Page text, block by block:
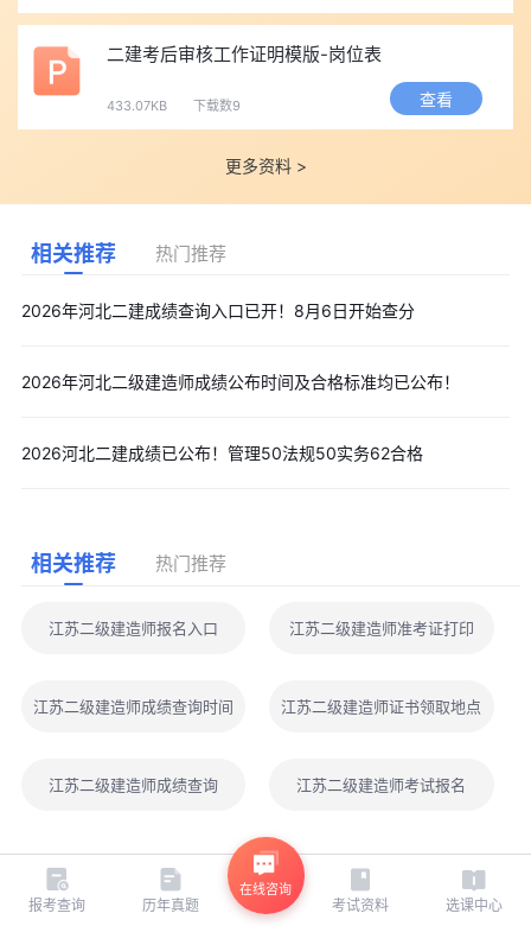
二建考后审核工作证明模版-岗位表
433.07KB 下载数9 查看
更多资料 >
相关推荐 热门推荐
2026年河北二建成绩查询入口已开！8月6日开始查分
2026年河北二级建造师成绩公布时间及合格标准均已公布！
2026河北二建成绩已公布！管理50法规50实务62合格
相关推荐 热门推荐
江苏二级建造师报名入口 江苏二级建造师准考证打印
江苏二级建造师成绩查询时间 江苏二级建造师证书领取地点
江苏二级建造师成绩查询 江苏二级建造师考试报名
｜注册｜电脑版
报考查询 历年真题
在线咨询
考试资料 选课中心